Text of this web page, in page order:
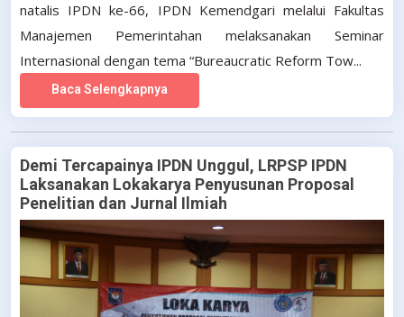
natalis IPDN ke-66, IPDN Kemendgari melalui Fakultas
Manajemen Pemerintahan melaksanakan Seminar
Internasional dengan tema “Bureaucratic Reform Tow...
Baca Selengkapnya
Demi Tercapainya IPDN Unggul, LRPSP IPDN
Laksanakan Lokakarya Penyusunan Proposal
Penelitian dan Jurnal Ilmiah